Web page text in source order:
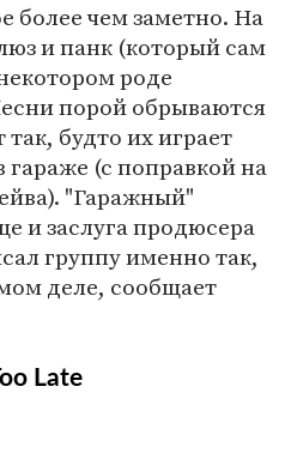
более чем заметно. На
и панк (который сам
роде
порой обрываются
так, будто их играет
гараже (с поправкой на
"Гаражный"
и заслуга продюсера
группу именно так,
деле, сообщает
Late